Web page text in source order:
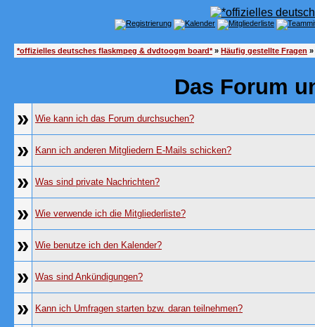
*offizielles deutsches flaskmpeg & dvdtoogm board*» Häufig gestellte Fragen
Das Forum
»
Wie kann ich das Forum durchsuchen?
» Kann ich anderen Mitgliedern E-Mails schicken?
» Was sind private Nachrichten?
» Wie verwende ich die Mitgliederliste?
» Wie benutze ich den Kalender?
» Was sind Ankündigungen?
» Kann ich Umfragen starten bzw. daran teilnehmen?